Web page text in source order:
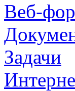
Веб-
Задачи